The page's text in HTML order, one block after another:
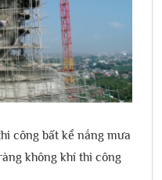
công bất kể nắng mưa
không khí thi công